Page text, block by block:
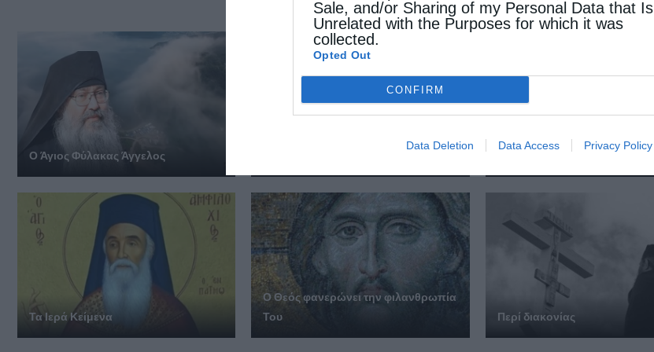
Sale, and/or Sharing of my Personal Data that Is
Unrelated with the Purposes for which it was
collected.
Opted Out
CONFIRM
Data Deletion Data Access Privacy Policy
Ο Άγιος Φύλακας Άγγελος Κακό και εκδίκηση
Τα Ιερά Κείμενα
Ο Θεός φα­νε­ρώ­νει την φι­λαν­θρω­πία
Του
Περί διακονίας